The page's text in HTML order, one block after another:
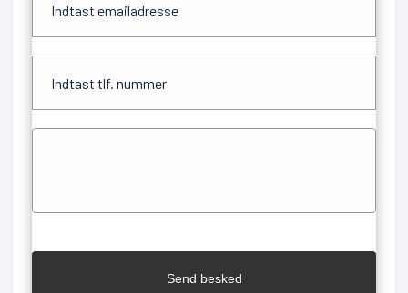
Send besked